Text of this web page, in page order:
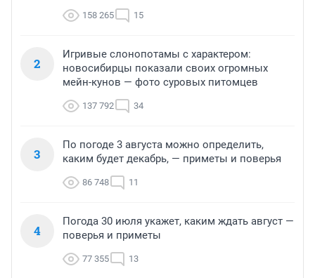
158 265 15
2
Игривые слонопотамы с характером:
новосибирцы показали своих огромных
мейн-кунов — фото суровых питомцев
137 792 34
3
По погоде 3 августа можно определить,
каким будет декабрь, — приметы и поверья
86 748 11
4
Погода 30 июля укажет, каким ждать август —
поверья и приметы
77 355 13